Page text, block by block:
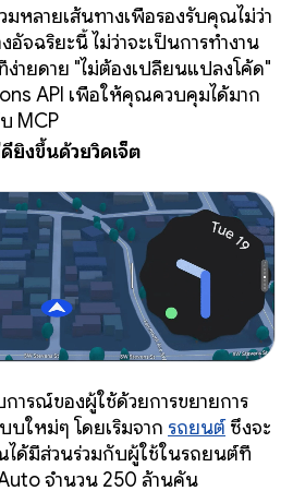
มหลายเส้นทางเพื่อรองรับคุณไม่ว่า
จฉริยะนี้ ไม่ว่าจะเป็นการทำงาน
ายดาย "ไม่ต้องเปลี่ยนแปลงโค้ด"
API เพื่อให้คุณควบคุมได้มาก
MCP
ยิ่งขึ้นด้วยวิดเจ็ต
การณ์ของผู้ใช้ด้วยการขยายการ
บใหม่ๆ โดยเริ่มจาก รถยนต์ซึ่งจะ
ได้มีส่วนร่วมกับผู้ใช้ในรถยนต์ที่
จำนวน 250 ล้านคัน